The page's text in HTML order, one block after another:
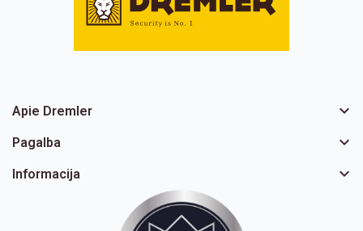
Apie Dremler 
Pagalba 
Informacija 